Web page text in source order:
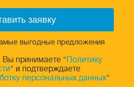
выгодные предложения
Вы принимаете "Политику
" и подтверждаете
персональных данных"